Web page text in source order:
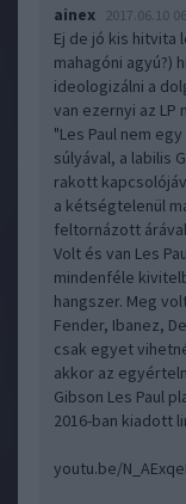
ainex 2017.06.10
Ej de jó kis hitvita
mahagóni agyú?)
ideologizálni a
van ezernyi az LP
"Les Paul nem
súlyával, a labilis
rakott
a kétségtelenül
feltornázott
Volt és van Les
mindenféle
hangszer. Meg
Fender, Ibanez,
csak egyet
akkor az
Gibson Les Paul
2016-ban kiadott
youtu.be/